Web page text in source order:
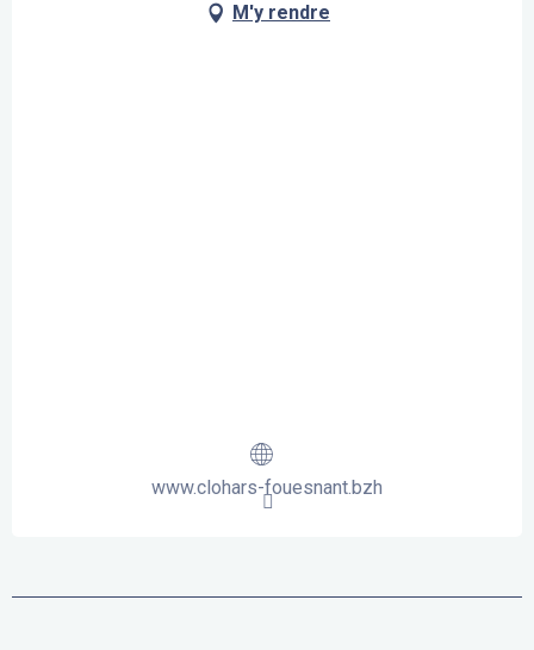
M'y rendre
www.clohars-fouesnant.bzh